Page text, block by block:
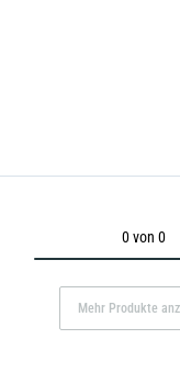
0 von 0
Mehr Produkte